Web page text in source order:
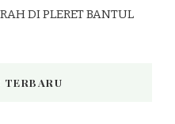
DI PLERET BANTUL
TERBARU